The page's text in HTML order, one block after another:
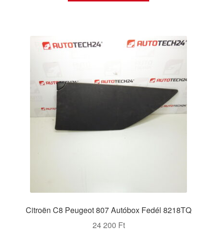
Citroën C8 Peugeot 807 Autóbox Fedél 8218TQ
24 200 Ft